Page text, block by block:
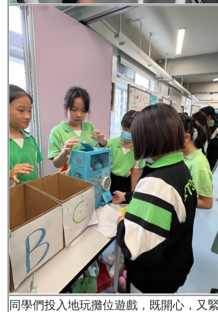
同學們投入地玩攤位遊戲，既開心，又